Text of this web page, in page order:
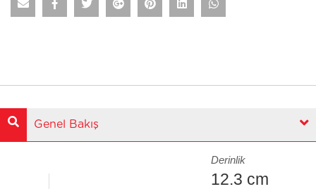
Genel Bakış
Derinlik
12.3 cm